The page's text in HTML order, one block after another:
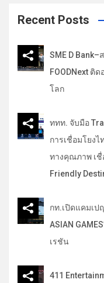
c
Recent Posts
SME D
FOODNext ติ
โลก
ททท. จับมือ
การเชื่อมโยง
ทางคุณภาพ เชื่
Friendly
กท.เปิดแคมเป
ASIAN
เรชัน
411